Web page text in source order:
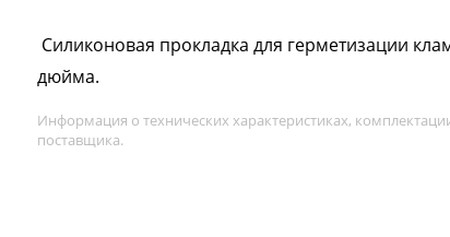
Силиконовая прокладка для герметизации
дюйма.
Информация о технических характеристиках,
поставщика.